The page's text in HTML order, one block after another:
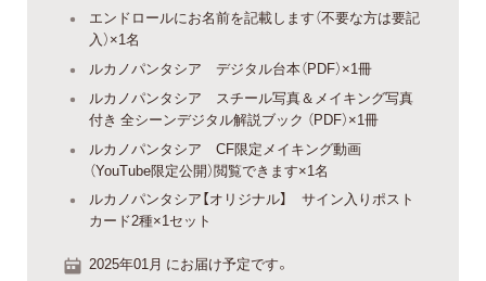
エンドロールにお名前を記載します（不要な方は要記
入）×1名
ルカノパンタシア デジタル台本（PDF）×1冊
ルカノパンタシア スチール写真＆メイキング写真
付き 全シーンデジタル解説ブック （PDF）×1冊
ルカノパンタシア CF限定メイキング動画
（YouTube限定公開）閲覧できます×1名
ルカノパンタシア【オリジナル】 サイン入りポスト
カード2種×1セット
2025年01月 にお届け予定です。